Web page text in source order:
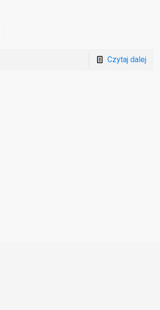
Czytaj dalej